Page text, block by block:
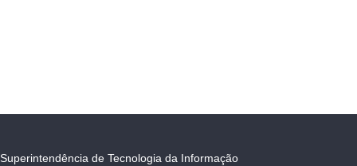
Superintendência de Tecnologia da Informação